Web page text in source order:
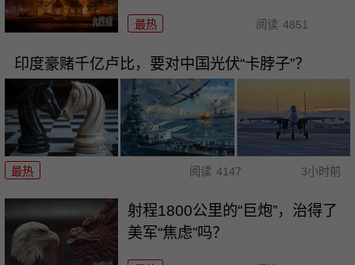
最热 阅读 4851
印度豪赌千亿卢比，要对中国光伏“卡脖子”？
最热 阅读 4147 3小时前
射程1800公里的“巨炮”，治得了
美军“焦虑”吗？